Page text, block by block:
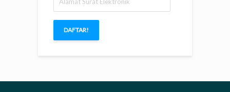
Surat
Elektronik
DAFTAR!